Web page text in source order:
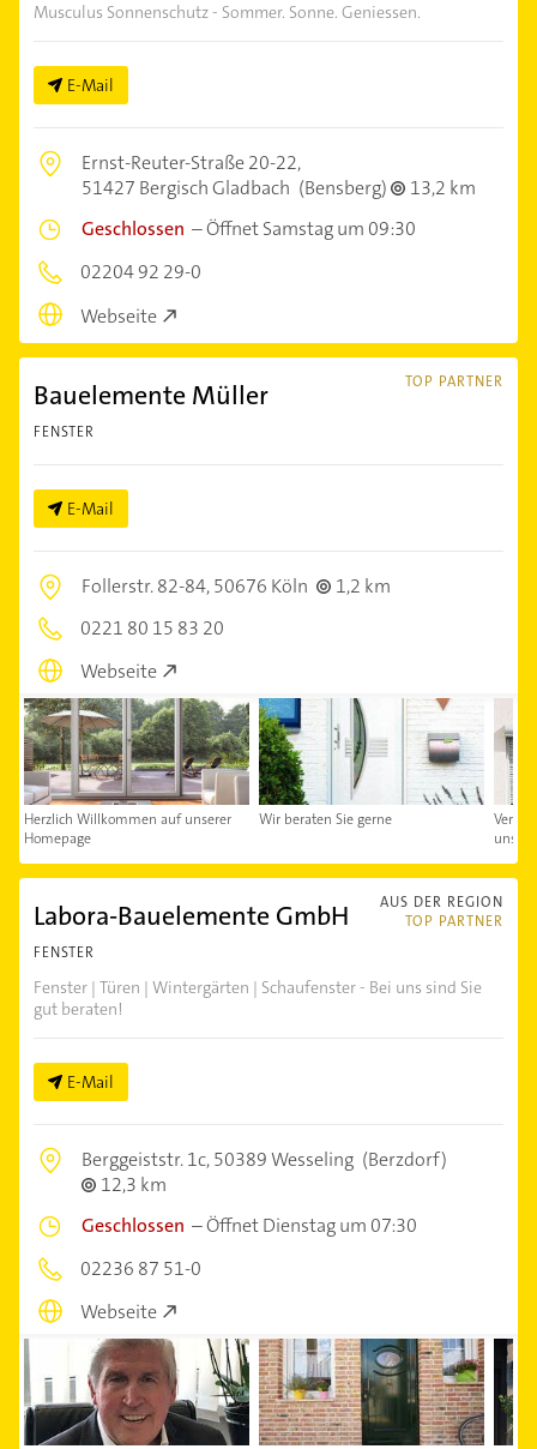
Musculus Sonnenschutz - Sommer. Sonne. Geniessen.
E-Mail
Ernst-Reuter-Straße 20-22,
51427 Bergisch Gladbach (Bensberg)
13,2 km
Geschlossen –Öffnet Samstag um 09:30
02204 92 29-0
Webseite
TOP PARTNER
Bauelemente Müller
FENSTER
E-Mail
Follerstr. 82-84,50676 Köln
1,2 km
0221 80 15 83 20
Webseite
Herzlich Willkommen auf unserer
Homepage
Wir beraten Sie gerne
uns
AUS DER REGION
TOP PARTNER
Labora-Bauelemente GmbH
FENSTER
Fenster | Türen | Wintergärten | Schaufenster - Bei uns sind Sie
gut beraten!
E-Mail
Berggeiststr. 1c,50389 Wesseling (Berzdorf)
12,3 km
Geschlossen –Öffnet Dienstag um 07:30
02236 87 51-0
Webseite